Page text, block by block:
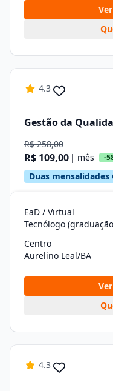
4.3
Gestão da
R$ 258,00
R$ 109,00 | mês -
Duas mensalidades
EaD / Virtual
Tecnólogo
Centro
Aurelino Leal/BA
4.3